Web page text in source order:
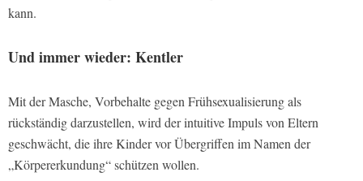
kann.
Und immer wieder: Kentler
Mit der Masche, Vorbehalte gegen Frühsexualisierung als
rückständig darzustellen, wird der intuitive Impuls von Eltern
geschwächt, die ihre Kinder vor Übergriffen im Namen der
„Körpererkundung“ schützen wollen.